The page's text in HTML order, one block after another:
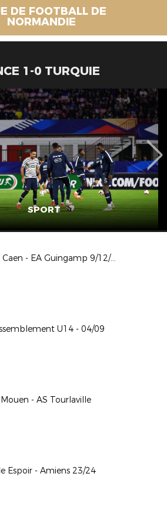
DE FOOTBALL DE
NORMANDIE
1-0 TURQUIE
SPORT
AG Caen - EA Guingamp 9/12/23
U14 - 04/09
Mouen - AS Tourlaville
Espoir - Amiens 23/24